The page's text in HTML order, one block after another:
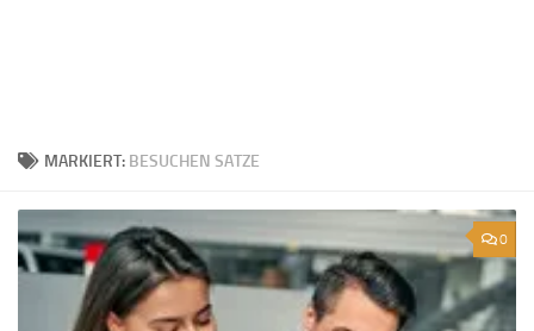
MARKIERT: BESUCHEN SATZE
0